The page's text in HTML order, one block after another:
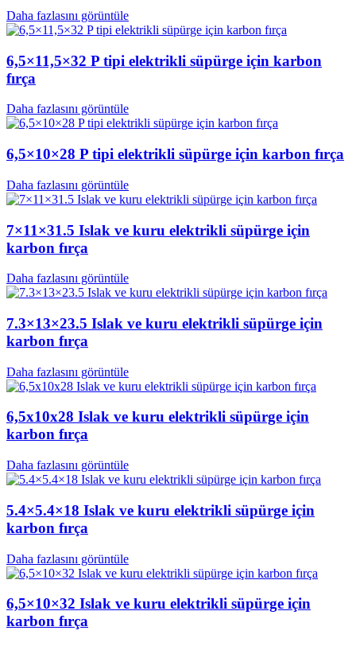
Daha fazlasını görüntüle
6,5×11,5×32 P tipi elektrikli süpürge için karbon
fırça
Daha fazlasını görüntüle
6,5×10×28 P tipi elektrikli süpürge için karbon fırça
Daha fazlasını görüntüle
7×11×31.5 Islak ve kuru elektrikli süpürge için
karbon fırça
Daha fazlasını görüntüle
7.3×13×23.5 Islak ve kuru elektrikli süpürge için
karbon fırça
Daha fazlasını görüntüle
6,5x10x28 Islak ve kuru elektrikli süpürge için
karbon fırça
Daha fazlasını görüntüle
5.4×5.4×18 Islak ve kuru elektrikli süpürge için
karbon fırça
Daha fazlasını görüntüle
6,5×10×32 Islak ve kuru elektrikli süpürge için
karbon fırça